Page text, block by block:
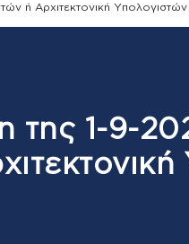
ή Αρχιτεκτονική Υπολογιστών
της 1-9-